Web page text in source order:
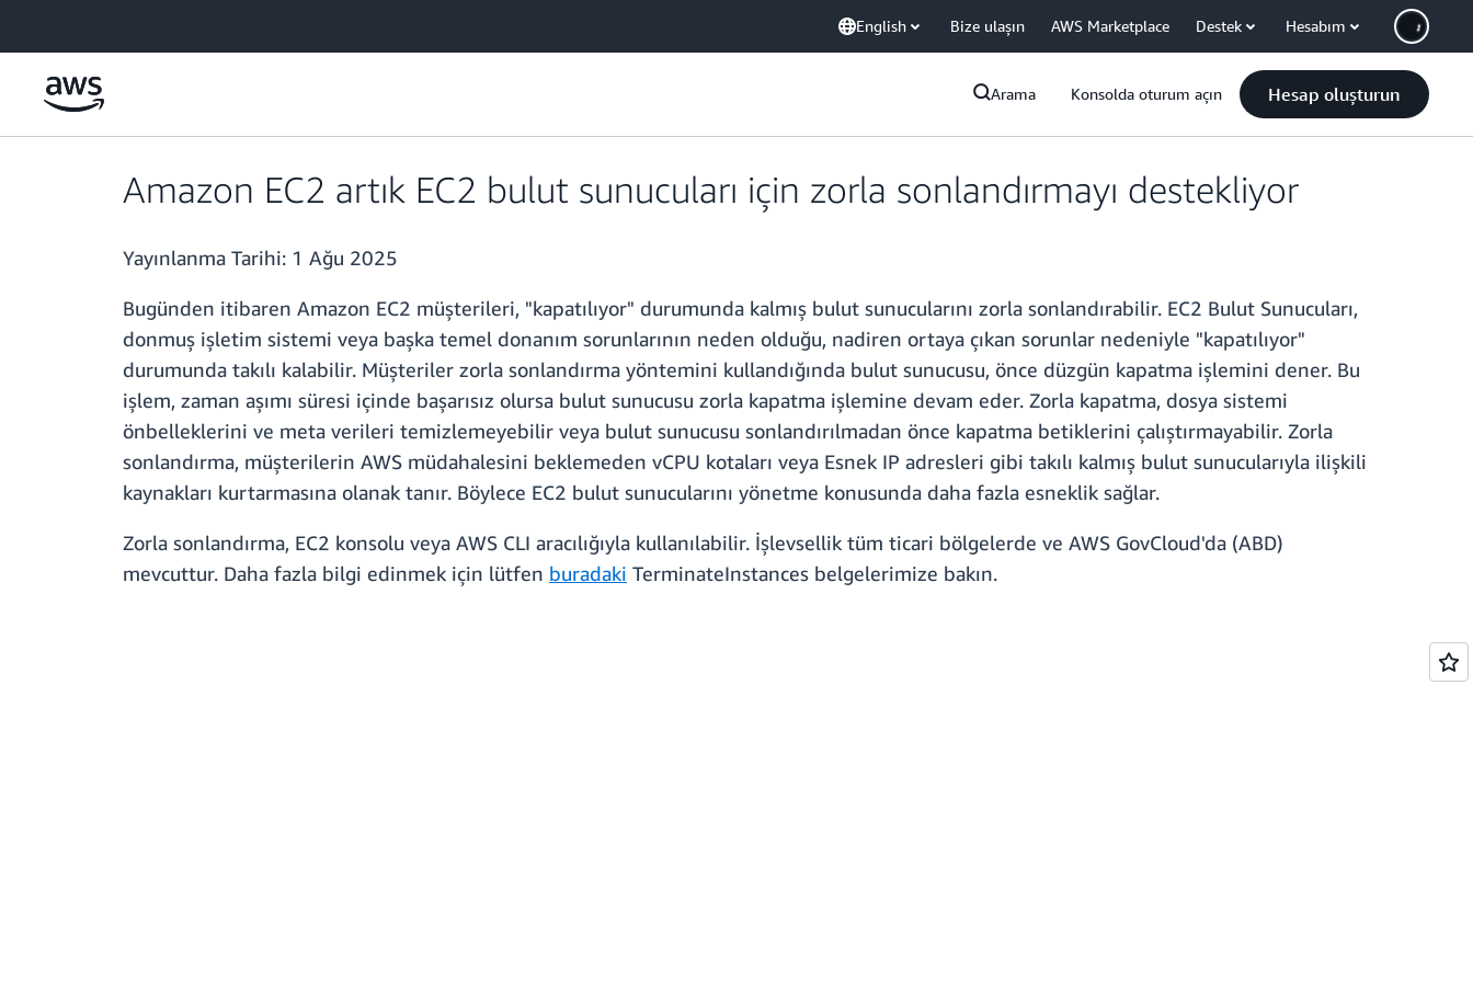
English Bize ulaşın AWS Marketplace Destek Hesabım
Arama Konsolda oturum açın Hesap oluşturun
Amazon EC2 artık EC2 bulut sunucuları için zorla sonlandırmayı destekliyor
Yayınlanma Tarihi: 1 Ağu 2025
Bugünden itibaren Amazon EC2 müşterileri, "kapatılıyor" durumunda kalmış bulut sunucularını zorla sonlandırabilir. EC2 Bulut Sunucuları,
donmuş işletim sistemi veya başka temel donanım sorunlarının neden olduğu, nadiren ortaya çıkan sorunlar nedeniyle "kapatılıyor"
durumunda takılı kalabilir. Müşteriler zorla sonlandırma yöntemini kullandığında bulut sunucusu, önce düzgün kapatma işlemini dener. Bu
işlem, zaman aşımı süresi içinde başarısız olursa bulut sunucusu zorla kapatma işlemine devam eder. Zorla kapatma, dosya sistemi
önbelleklerini ve meta verileri temizlemeyebilir veya bulut sunucusu sonlandırılmadan önce kapatma betiklerini çalıştırmayabilir. Zorla
sonlandırma, müşterilerin AWS müdahalesini beklemeden vCPU kotaları veya Esnek IP adresleri gibi takılı kalmış bulut sunucularıyla ilişkili
kaynakları kurtarmasına olanak tanır. Böylece EC2 bulut sunucularını yönetme konusunda daha fazla esneklik sağlar.
Zorla sonlandırma, EC2 konsolu veya AWS CLI aracılığıyla kullanılabilir. İşlevsellik tüm ticari bölgelerde ve AWS GovCloud'da (ABD)
mevcuttur. Daha fazla bilgi edinmek için lütfen buradaki TerminateInstances belgelerimize bakın.